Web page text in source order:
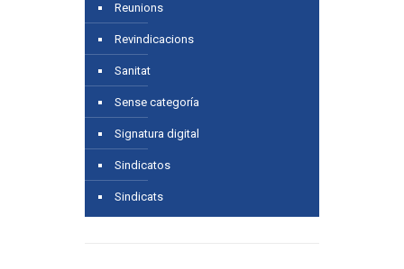
Reunions
Revindicacions
Sanitat
Sense categoría
Signatura digital
Sindicatos
Sindicats